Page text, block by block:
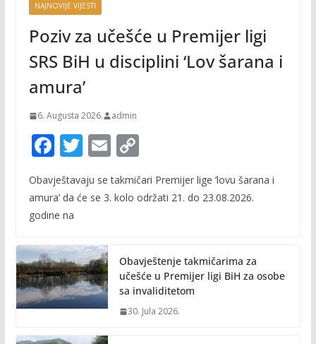
NAJNOVIJE VIJESTI
Poziv za učešće u Premijer ligi
SRS BiH u disciplini ‘Lov šarana i
amura’
6. Augusta 2026. admin
F
ac
e
b
o
k
T
itt
E
m
ai
C
o
p
n
k
Obavještavaju se takmičari Premijer lige ‘lovu šarana i
amura’ da će se 3. kolo održati 21. do 23.08.2026.
godine na
Obavještenje takmičarima za
učešće u Premijer ligi BiH za osobe
sa invaliditetom
30. Jula 2026.